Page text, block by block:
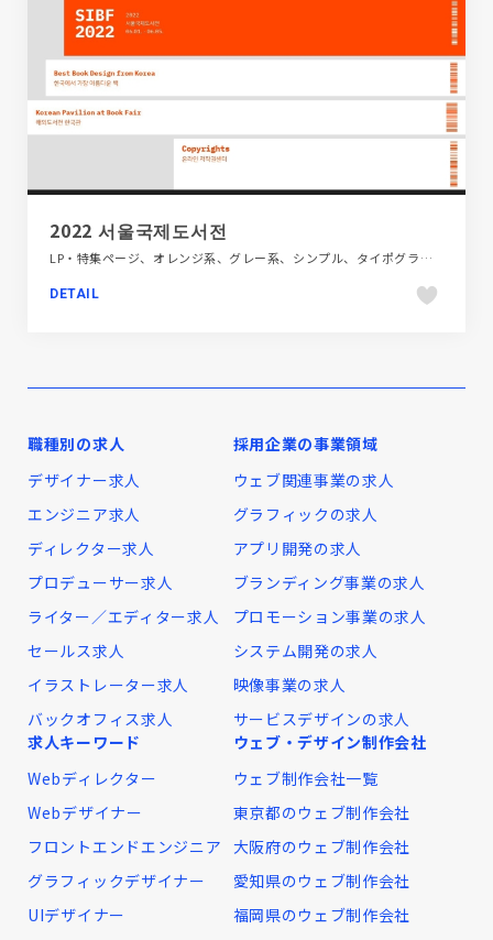
2022 서울국제도서전
LP・特集ページ、オレンジ系、グレー系、シンプル、タイポグラフィー、デザイン・アート・音楽・文芸、ブラック系 、ホワイト系、海外サイト
DETAIL
職種別の求人
デザイナー求人
エンジニア求人
ディレクター求人
プロデューサー求人
ライター／エディター求人
セールス求人
イラストレーター求人
バックオフィス求人
採用企業の事業領域
ウェブ関連事業の求人
グラフィックの求人
アプリ開発の求人
ブランディング事業の求人
プロモーション事業の求人
システム開発の求人
映像事業の求人
サービスデザインの求人
求人キーワード
Webディレクター
Webデザイナー
フロントエンドエンジニア
グラフィックデザイナー
UIデザイナー
ウェブ・デザイン制作会社
ウェブ制作会社一覧
東京都のウェブ制作会社
大阪府のウェブ制作会社
愛知県のウェブ制作会社
福岡県のウェブ制作会社